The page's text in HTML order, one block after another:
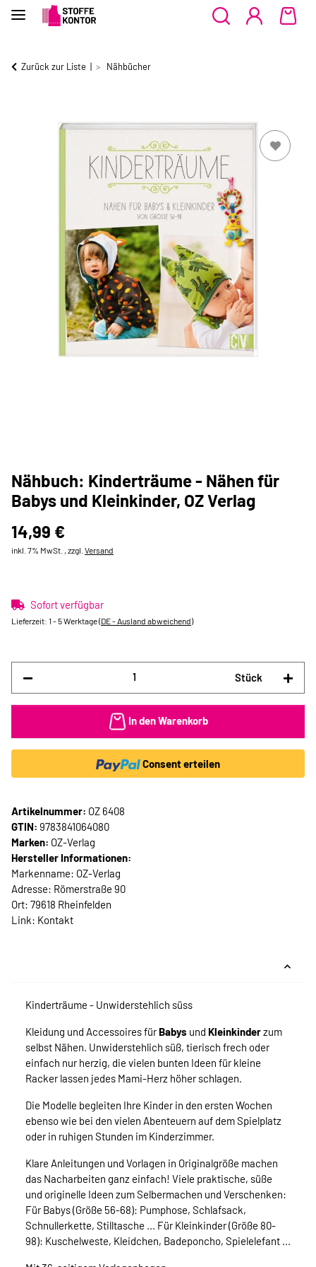
Zurück zur Liste Nähbücher
Nähbuch: Kinderträume - Nähen für
Babys und Kleinkinder, OZ Verlag
14,99 €
inkl. 7% MwSt. , zzgl. Versand
Sofort verfügbar
Lieferzeit: 1 - 5 Werktage(DE - Ausland abweichend)
Stück
In den Warenkorb
Consent erteilen
Artikelnummer: OZ 6408
GTIN: 9783841064080
Marken: OZ-Verlag
Hersteller Informationen:
Markenname: OZ-Verlag
Adresse: Römerstraße 90
Ort: 79618 Rheinfelden
Link: Kontakt
Kinderträume - Unwiderstehlich süss
Kleidung und Accessoires fürBabys und Kleinkinderzum
selbst Nähen. Unwiderstehlich süß, tierisch frech oder
einfach nur herzig, die vielen bunten Ideen für kleine
Racker lassen jedes Mami-Herz höher schlagen.
Die Modelle begleiten Ihre Kinder in den ersten Wochen
ebenso wie bei den vielen Abenteuern auf dem Spielplatz
oder in ruhigen Stunden im Kinderzimmer.
Klare Anleitungen und Vorlagen in Originalgröße machen
das Nacharbeiten ganz einfach! Viele praktische, süße
und originelle Ideen zum Selbermachen und Verschenken:
Für Babys (Größe 56-68): Pumphose, Schlafsack,
Schnullerkette, Stilltasche ... Für Kleinkinder (Größe 80-
98): Kuschelweste, Kleidchen, Badeponcho, Spielelefant ...